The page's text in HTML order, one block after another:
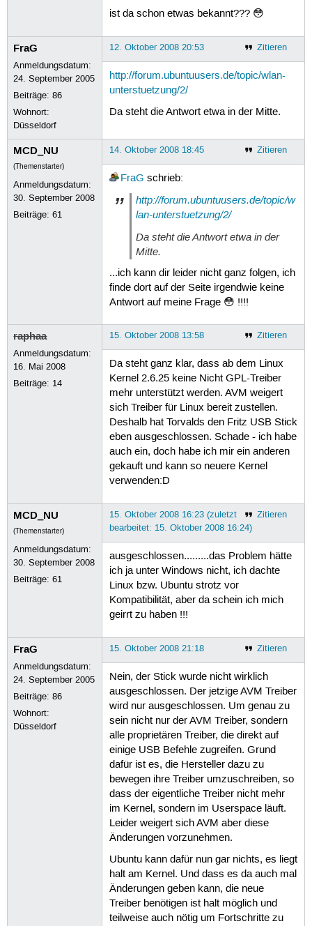
ist da schon etwas bekannt??? 😳
FraG
Anmeldungsdatum:
24. September 2005
Beiträge:86
Wohnort:
Düsseldorf
Zitieren
12. Oktober 2008 20:53
http://forum.ubuntuusers.de/topic/wlan-
unterstuetzung/2/
Da steht die Antwort etwa in der Mitte.
MCD_NU
(Themenstarter)
Anmeldungsdatum:
30. September 2008
Beiträge:61
Zitieren
14. Oktober 2008 18:45
FraG schrieb:
http://forum.ubuntuusers.de/topic/w
lan-unterstuetzung/2/
Da steht die Antwort etwa in der
Mitte.
...ich kann dir leider nicht ganz folgen, ich
finde dort auf der Seite irgendwie keine
Antwort auf meine Frage 😳 !!!!
raphaa
Anmeldungsdatum:
16. Mai 2008
Beiträge: 14
Zitieren
15. Oktober 2008 13:58
Da steht ganz klar, dass ab dem Linux
Kernel 2.6.25 keine Nicht GPL-Treiber
mehr unterstützt werden. AVM weigert
sich Treiber für Linux bereit zustellen.
Deshalb hat Torvalds den Fritz USB Stick
eben ausgeschlossen. Schade - ich habe
auch ein, doch habe ich mir ein anderen
gekauft und kann so neuere Kernel
verwenden:D
MCD_NU
(Themenstarter)
Anmeldungsdatum:
30. September 2008
Beiträge:61
Zitieren
15. Oktober 2008 16:23 (zuletzt
bearbeitet: 15. Oktober 2008 16:24)
ausgeschlossen.........das Problem hätte
ich ja unter Windows nicht, ich dachte
Linux bzw. Ubuntu strotz vor
Kompatibilität, aber da schein ich mich
geirrt zu haben !!!
FraG
Anmeldungsdatum:
24. September 2005
Beiträge:86
Wohnort:
Düsseldorf
Zitieren
15. Oktober 2008 21:18
Nein, der Stick wurde nicht wirklich
ausgeschlossen. Der jetzige AVM Treiber
wird nur ausgeschlossen. Um genau zu
sein nicht nur der AVM Treiber, sondern
alle proprietären Treiber, die direkt auf
einige USB Befehle zugreifen. Grund
dafür ist es, die Hersteller dazu zu
bewegen ihre Treiber umzuschreiben, so
dass der eigentliche Treiber nicht mehr
im Kernel, sondern im Userspace läuft.
Leider weigert sich AVM aber diese
Änderungen vorzunehmen.
Ubuntu kann dafür nun gar nichts, es liegt
halt am Kernel. Und dass es da auch mal
Änderungen geben kann, die neue
Treiber benötigen ist halt möglich und
teilweise auch nötig um Fortschritte zu